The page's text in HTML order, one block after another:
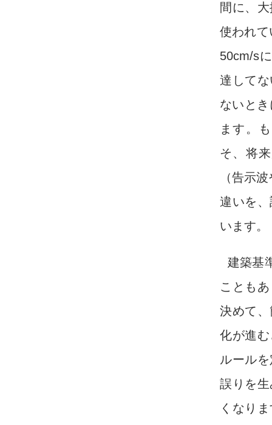
間に、
使われ
50cm/s
達して
ないと
ます。
そ、将
（告示
違いを
います。
建築基
ことも
決めて
化が進
ルール
誤りを
くなり